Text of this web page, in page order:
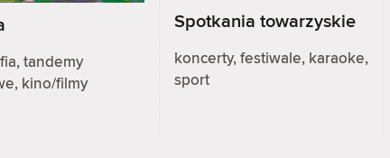
tandemy
kino/filmy
Spotkania towarzyskie
koncerty, festiwale, karaoke,
sport